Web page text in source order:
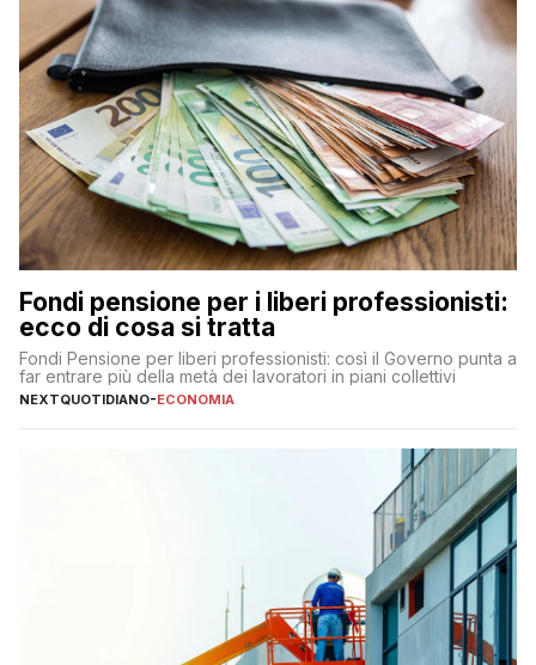
Fondi pensione per i liberi professionisti:
ecco di cosa si tratta
Fondi Pensione per liberi professionisti: così il Governo punta a
far entrare più della metà dei lavoratori in piani collettivi
NEXTQUOTIDIANO-ECONOMIA